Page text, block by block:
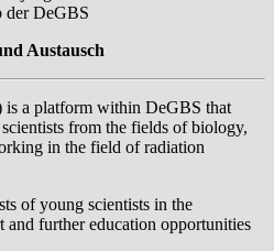
der DeGBS
Austausch
a platform within DeGBS that
from the fields of biology,
in the field of radiation
of young scientists in the
further education opportunities